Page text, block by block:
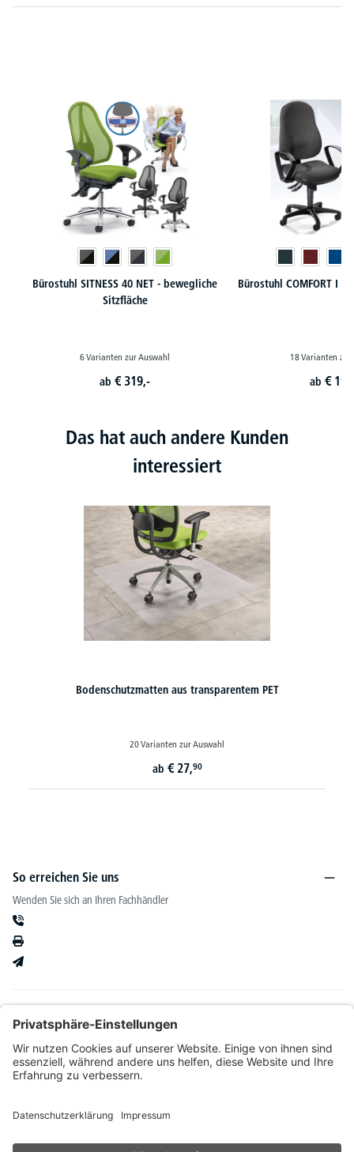
Bürostuhl SITNESS 40 NET - bewegliche
Sitzfläche
6 Varianten zur Auswahl
ab€ 319,-
Bürostuhl COMFORT I -
18 Varianten zur
ab €
Das hat auch andere Kunden
interessiert
transparentem PET Fußstütze
So erreichen Sie uns
Wenden Sie sich an Ihren Fachhändler
Kataloge & mehr
Betriebseinrichtung. Wir behalten uns nach Bonitätsprüfung sowie bei Neukunden die
Wahl der Zahlungsabwicklung vor. Natürlich setzen wir uns mit Ihnen in Verbindung,